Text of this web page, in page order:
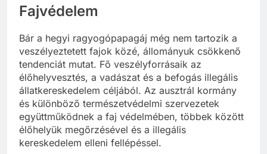
Fajvédelem
Bár a hegyi ragyogópapagáj még nem tartozik a
veszélyeztetett fajok közé, állományuk csökkenő
tendenciát mutat. Fő veszélyforrásaik az
élőhelyvesztés, a vadászat és a befogás illegális
állatkereskedelem céljából. Az ausztrál kormány
és különböző természetvédelmi szervezetek
együttműködnek a faj védelmében, többek között
élőhelyük megőrzésével és a illegális
kereskedelem elleni fellépéssel.